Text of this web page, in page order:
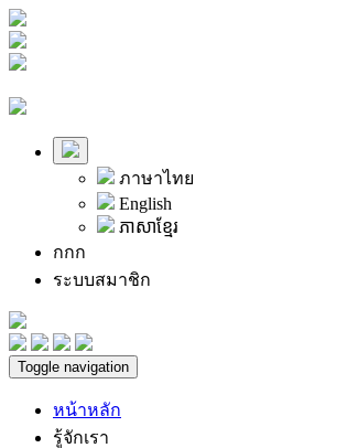
ภาษาไทย
English
ភាសាខ្មែរ
กกก
ระบบสมาชิก
Toggle navigation
หน้าหลัก
รู้จักเรา